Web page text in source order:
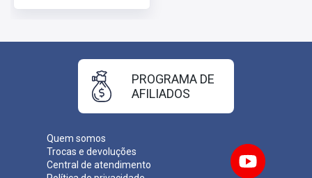
Quem somos
Trocas e devoluções
Central de atendimento
PROGRAMA DE
AFILIADOS